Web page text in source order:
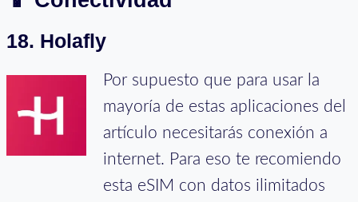
18. Holafly
Por supuesto que para usar la
mayoría de estas aplicaciones del
artículo necesitarás conexión a
internet. Para eso te recomiendo
esta eSIM con datos ilimitados